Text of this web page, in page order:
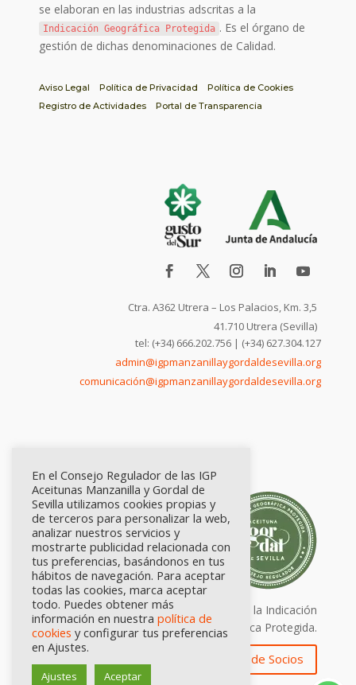
se elaboran en las industrias adscritas a la
Indicación Geográfica Protegida . Es el órgano de
gestión de dichas denominaciones de Calidad.
Aviso Legal Política de Privacidad
Política de Cookies
Registro de Actividades
Portal de Transparencia
Ctra. A362 Utrera – Los Palacios, Km. 3,5
41.710 Utrera (Sevilla)
tel: (+34) 666.202.756 | (+34) 627.304.127
admin@igpmanzanillaygordaldesevilla.org
comunicación@igpmanzanillaygordaldesevilla.org
Calidad certificada por Origen. Sellos de la Indicación
Geográfica Protegida.
Zona de Socios
En el Consejo Regulador de las IGP
Aceitunas Manzanilla y Gordal de
Sevilla utilizamos cookies propias y
de terceros para personalizar la web,
analizar nuestros servicios y
mostrarte publicidad relacionada con
tus preferencias, basándonos en tus
hábitos de navegación. Para aceptar
todas las cookies, marca aceptar
todo. Puedes obtener más
información en nuestra política de
cookies y configurar tus preferencias
en Ajustes.
Ajustes Aceptar